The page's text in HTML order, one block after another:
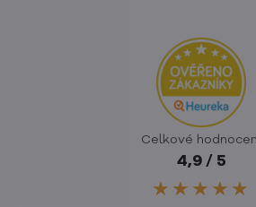
Celkové
4,9 / 5
★★★★★